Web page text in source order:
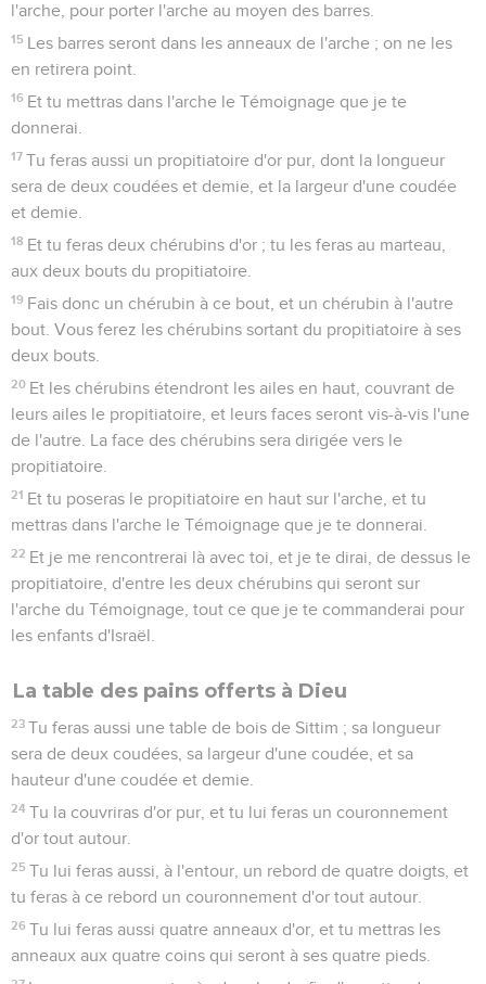
l'arche, pour porter l'arche au moyen des barres.
15 Les barres seront dans les anneaux de l'arche ; on ne les
en retirera point.
16 Et tu mettras dans l'arche le Témoignage que je te
donnerai.
17 Tu feras aussi un propitiatoire d'or pur, dont la longueur
sera de deux coudées et demie, et la largeur d'une coudée
et demie.
18 Et tu feras deux chérubins d'or ; tu les feras au marteau,
aux deux bouts du propitiatoire.
19 Fais donc un chérubin à ce bout, et un chérubin à l'autre
bout. Vous ferez les chérubins sortant du propitiatoire à ses
deux bouts.
20 Et les chérubins étendront les ailes en haut, couvrant de
leurs ailes le propitiatoire, et leurs faces seront vis-à-vis l'une
de l'autre. La face des chérubins sera dirigée vers le
propitiatoire.
21 Et tu poseras le propitiatoire en haut sur l'arche, et tu
mettras dans l'arche le Témoignage que je te donnerai.
22 Et je me rencontrerai là avec toi, et je te dirai, de dessus le
propitiatoire, d'entre les deux chérubins qui seront sur
l'arche du Témoignage, tout ce que je te commanderai pour
les enfants d'Israël.
La table des pains offerts à Dieu
23 Tu feras aussi une table de bois de Sittim ; sa longueur
sera de deux coudées, sa largeur d'une coudée, et sa
hauteur d'une coudée et demie.
24 Tu la couvriras d'or pur, et tu lui feras un couronnement
d'or tout autour.
25 Tu lui feras aussi, à l'entour, un rebord de quatre doigts, et
tu feras à ce rebord un couronnement d'or tout autour.
26 Tu lui feras aussi quatre anneaux d'or, et tu mettras les
anneaux aux quatre coins qui seront à ses quatre pieds.